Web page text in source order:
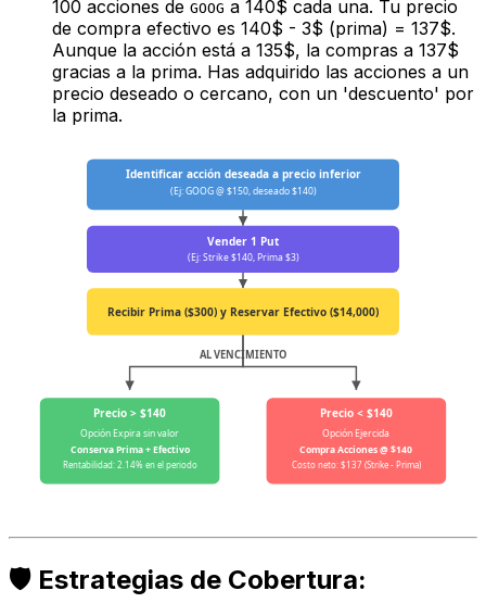
100 acciones de GOOG a 140$ cada una. Tu precio
de compra efectivo es 140$ - 3$ (prima) = 137$.
Aunque la acción está a 135$, la compras a 137$
gracias a la prima. Has adquirido las acciones a un
precio deseado o cercano, con un 'descuento' por
la prima.
Identificar acción deseada a precio inferior
(Ej: GOOG @ $150, deseado $140)
Vender 1 Put
(Ej: Strike $140, Prima $3)
Recibir Prima ($300) y Reservar Efectivo ($14,000)
AL VENCIMIENTO
Precio > $140
Opción Expira sin valor
Conserva Prima + Efectivo
Rentabilidad: 2.14% en el periodo
Precio < $140
Opción Ejercida
Compra Acciones @ $140
Costo neto: $137 (Strike - Prima)
🛡️ Estrategias de Cobertura: